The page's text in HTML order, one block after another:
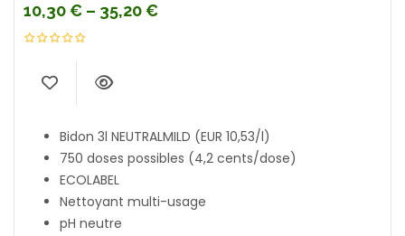
10,30€ – 35,20€
Bidon 3l NEUTRALMILD (EUR 10,53/l)
750 doses possibles (4,2 cents/dose)
ECOLABEL
Nettoyant multi-usage
pH neutre